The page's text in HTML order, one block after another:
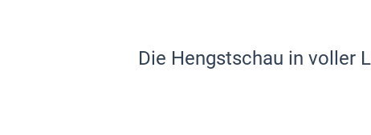
Die Hengstschau in voller